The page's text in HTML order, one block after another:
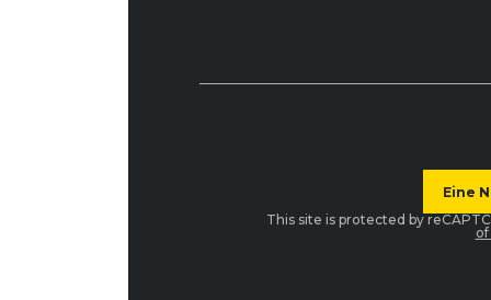
This site is protected by